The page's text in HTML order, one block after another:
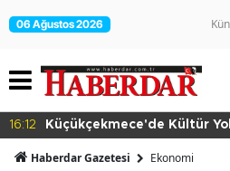
06 Ağustos 2026
16:12 Küçükçekmece'de Kültür
Haberdar Gazetesi Ekonomi